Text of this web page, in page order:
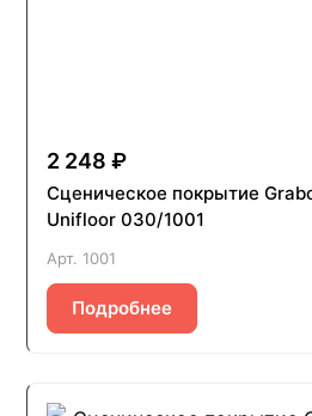
2 248 ₽
Сценическое покрытие
Unifloor 030/1001
Арт. 1001
Подробнее